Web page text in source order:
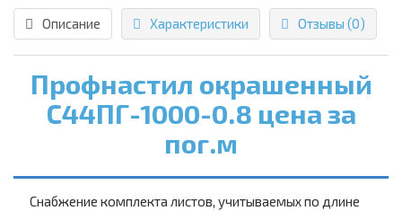
Описание Характеристики Отзывы (0)
Профнастил окрашенный
С44ПГ-1000-0.8 цена за
пог.м
Снабжение комплекта листов, учитываемых по длине